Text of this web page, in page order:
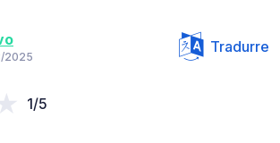
2025
Tradurre
1/5